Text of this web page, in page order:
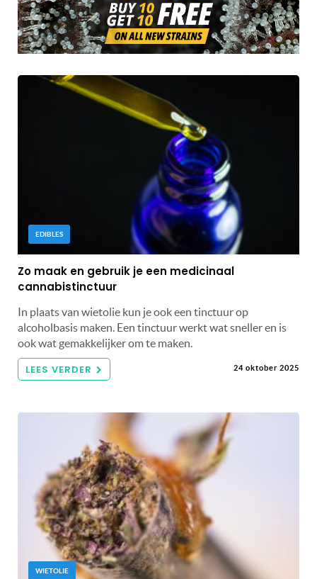
EDIBLES
Zo maak en gebruik je een medicinaal
cannabistinctuur
In plaats van wietolie kun je ook een tinctuur op
alcoholbasis maken. Een tinctuur werkt wat sneller en is
ook wat gemakkelijker om te maken.
LEES VERDER 24 oktober 2025
WIETOLIE